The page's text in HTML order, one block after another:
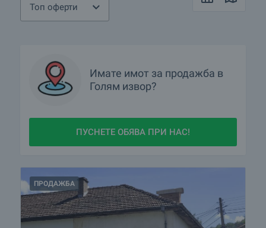
Топ оферти
Имате имот за продажба в
Голям извор?
ПУСНЕТЕ ОБЯВА ПРИ НАС!
ПРОДАЖБА